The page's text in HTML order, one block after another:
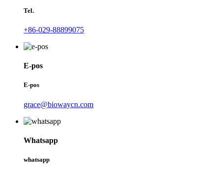
Tel.
+86-029-88899075
E-pos
E-pos
grace@biowaycn.com
Whatsapp
whatsapp